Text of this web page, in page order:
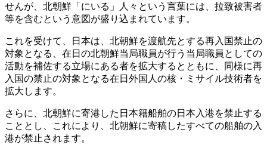
せんが、北朝鮮「にいる」人々という言葉には、拉致被害者
等を含むという意図が盛り込まれています。
これを受けて、日本は、北朝鮮を渡航先とする再入国禁止の
対象となる、在日の北朝鮮当局職員が行う当局職員としての
活動を補佐する立場にある者を拡大するとともに、同様に再
入国の禁止の対象となる在日外国人の核・ミサイル技術者を
拡大します。
さらに、北朝鮮に寄港した日本籍船舶の日本入港を禁止する
こととし、これにより、北朝鮮に寄稿したすべての船舶の入
港が禁止されます。